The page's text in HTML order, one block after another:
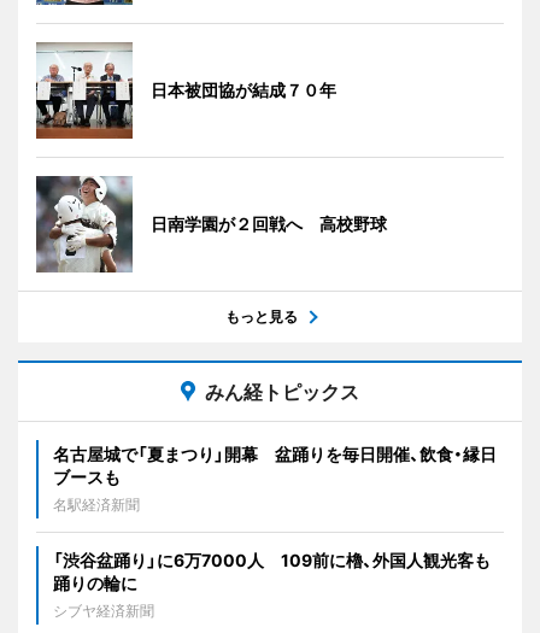
日本被団協が結成７０年
日南学園が２回戦へ 高校野球
もっと見る
みん経トピックス
名古屋城で「夏まつり」開幕 盆踊りを毎日開催、飲食・縁日
ブースも
名駅経済新聞
「渋谷盆踊り」に6万7000人 109前に櫓、外国人観光客も
踊りの輪に
シブヤ経済新聞